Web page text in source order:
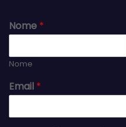
Nome *
Nome
Email *